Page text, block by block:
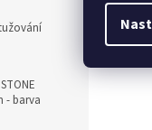
- barva